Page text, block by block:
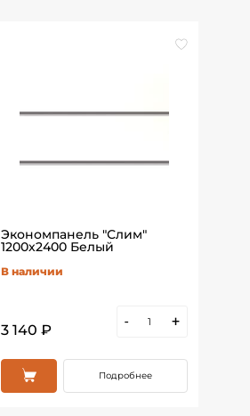
Экономпанель "Слим"
1200х2400 Белый
В наличии
3 140 ₽
- +
Подробнее